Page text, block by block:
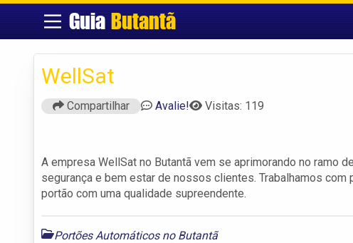
GuiaButantã
WellSat
Compartilhar Avalie! Visitas: 119
A empresa WellSat no Butantã vem se aprimorando no ramo
segurança e bem estar de nossos clientes. Trabalhamos
portão com uma qualidade supreendente.
Portões Automáticos no Butantã